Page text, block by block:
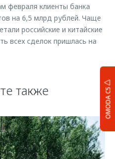
OMODA C5
февраля клиенты банка
на 6,5 млрд рублей. Чаще
российские и китайские
всех сделок пришлась на
также